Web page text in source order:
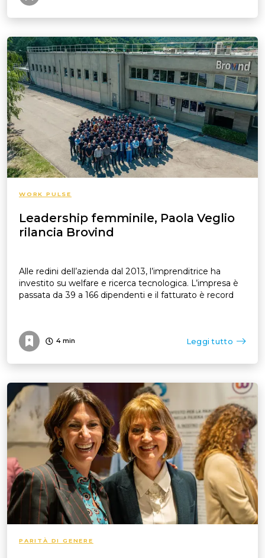
WORK PULSE
Leadership femminile, Paola Veglio
rilancia Brovind
Alle redini dell’azienda dal 2013, l’imprenditrice ha
investito su welfare e ricerca tecnologica. L’impresa è
passata da 39 a 166 dipendenti e il fatturato è record
4 min Leggi tutto
PARITÀ DI GENERE